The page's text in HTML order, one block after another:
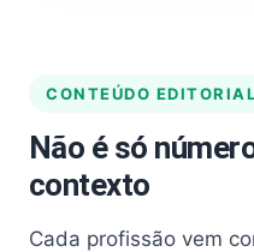
CONTEÚDO EDITORIAL
Não é só
contexto
Cada profissão vem